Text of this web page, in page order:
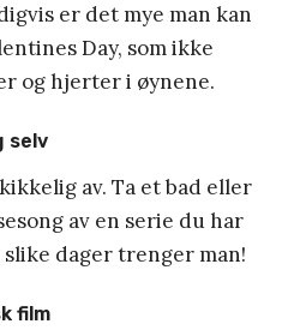
er det mye man kan
Day, som ikke
og hjerter i øynene.
selv
av. Ta et bad eller
av en serie du har
dager trenger man!
film